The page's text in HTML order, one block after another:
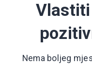
Nema boljeg